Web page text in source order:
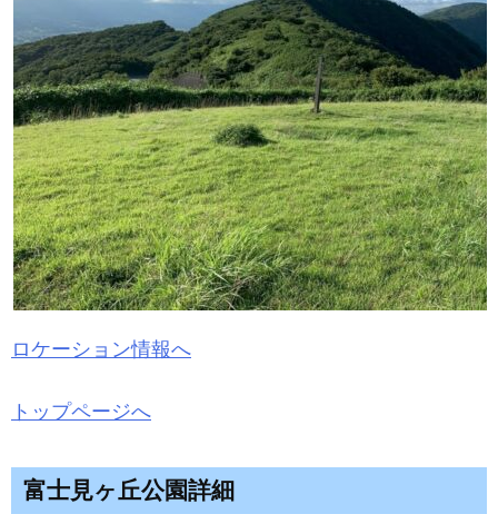
ロケーション情報へ
トップページへ
富士見ヶ丘公園詳細